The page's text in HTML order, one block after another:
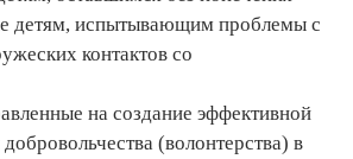
детям, испытывающим проблемы с
контактов со
на создание эффективной
(волонтерства) в